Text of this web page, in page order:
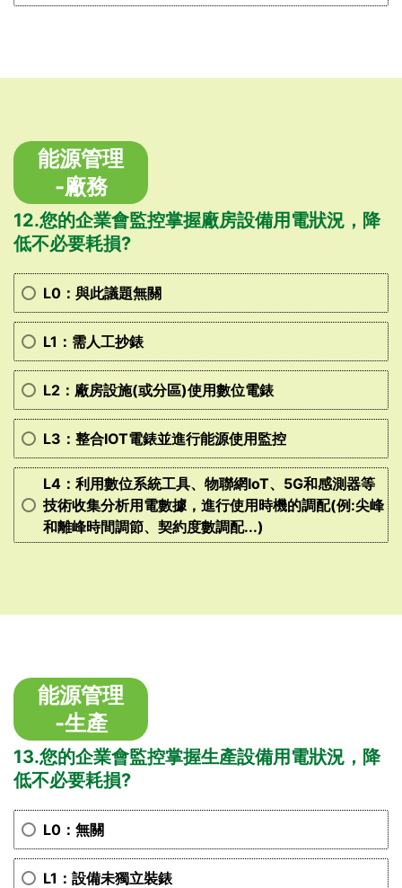
能源管理
-廠務
12.您的企業會監控掌握廠房設備用電狀況，降
低不必要耗損?
L0：與此議題無關
L1：需人工抄錶
L2：廠房設施(或分區)使用數位電錶
L3：整合IOT電錶並進行能源使用監控
L4：利用數位系統工具、物聯網IoT、5G和感測器等
技術收集分析用電數據，進行使用時機的調配(例:尖峰
和離峰時間調節、契約度數調配...)
能源管理
-生產
13.您的企業會監控掌握生產設備用電狀況，降
低不必要耗損?
L0：無關
L1：設備未獨立裝錶